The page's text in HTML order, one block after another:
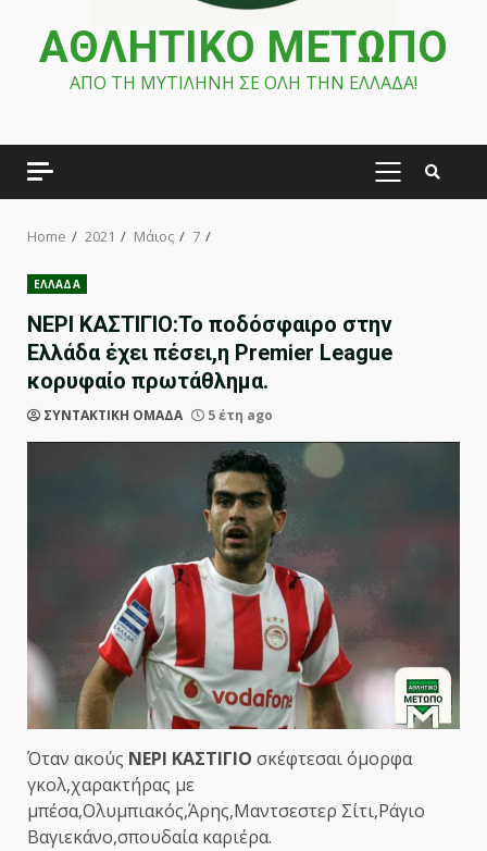
ΑΘΛΗΤΙΚΟ ΜΕΤΩΠΟ
ΑΠΟ ΤΗ ΜΥΤΙΛΗΝΗ ΣΕ ΟΛΗ ΤΗΝ ΕΛΛΑΔΑ!
PRIMARY
Home 2021 Μάιος 7
ΕΛΛΑΔΑ
ΝΕΡΙ ΚΑΣΤΙΓΙΟ:Το ποδόσφαιρο στην
Ελλάδα έχει πέσει,η Premier League
κορυφαίο πρωτάθλημα.
ΣΥΝΤΑΚΤΙΚΗ ΟΜΑΔΑ 5 έτη ago
Όταν ακούς ΝΕΡΙ ΚΑΣΤΙΓΙΟ σκέφτεσαι όμορφα
γκολ,χαρακτήρας με
μπέσα,Ολυμπιακός,Άρης,Μαντσεστερ Σίτι,Ράγιο
Βαγιεκάνο,σπουδαία καριέρα.